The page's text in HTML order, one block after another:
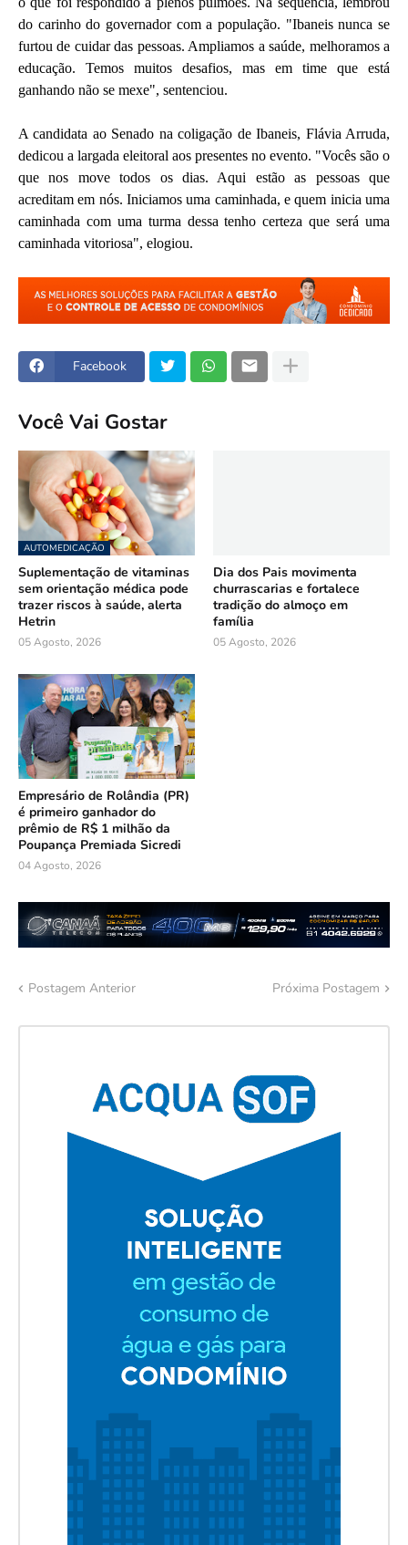
do carinho do governador com a população. "Ibaneis nunca se
furtou de cuidar das pessoas. Ampliamos a saúde, melhoramos a
educação. Temos muitos desafios, mas em time que está
ganhando não se mexe", sentenciou.
A candidata ao Senado na coligação de Ibaneis, Flávia Arruda,
dedicou a largada eleitoral aos presentes no evento. "Vocês são o
que nos move todos os dias. Aqui estão as pessoas que
acreditam em nós. Iniciamos uma caminhada, e quem inicia uma
caminhada com uma turma dessa tenho certeza que será uma
caminhada vitoriosa", elogiou.
Facebook
Você Vai Gostar
AUTOMEDICAÇÃO
Suplementação de vitaminas
sem orientação médica pode
trazer riscos à saúde, alerta
Hetrin
05 Agosto, 2026
Dia dos Pais movimenta
churrascarias e fortalece
tradição do almoço em
família
05 Agosto, 2026
Empresário de Rolândia (PR)
é primeiro ganhador do
prêmio de R$ 1 milhão da
Poupança Premiada Sicredi
04 Agosto, 2026
Postagem Anterior Próxima Postagem